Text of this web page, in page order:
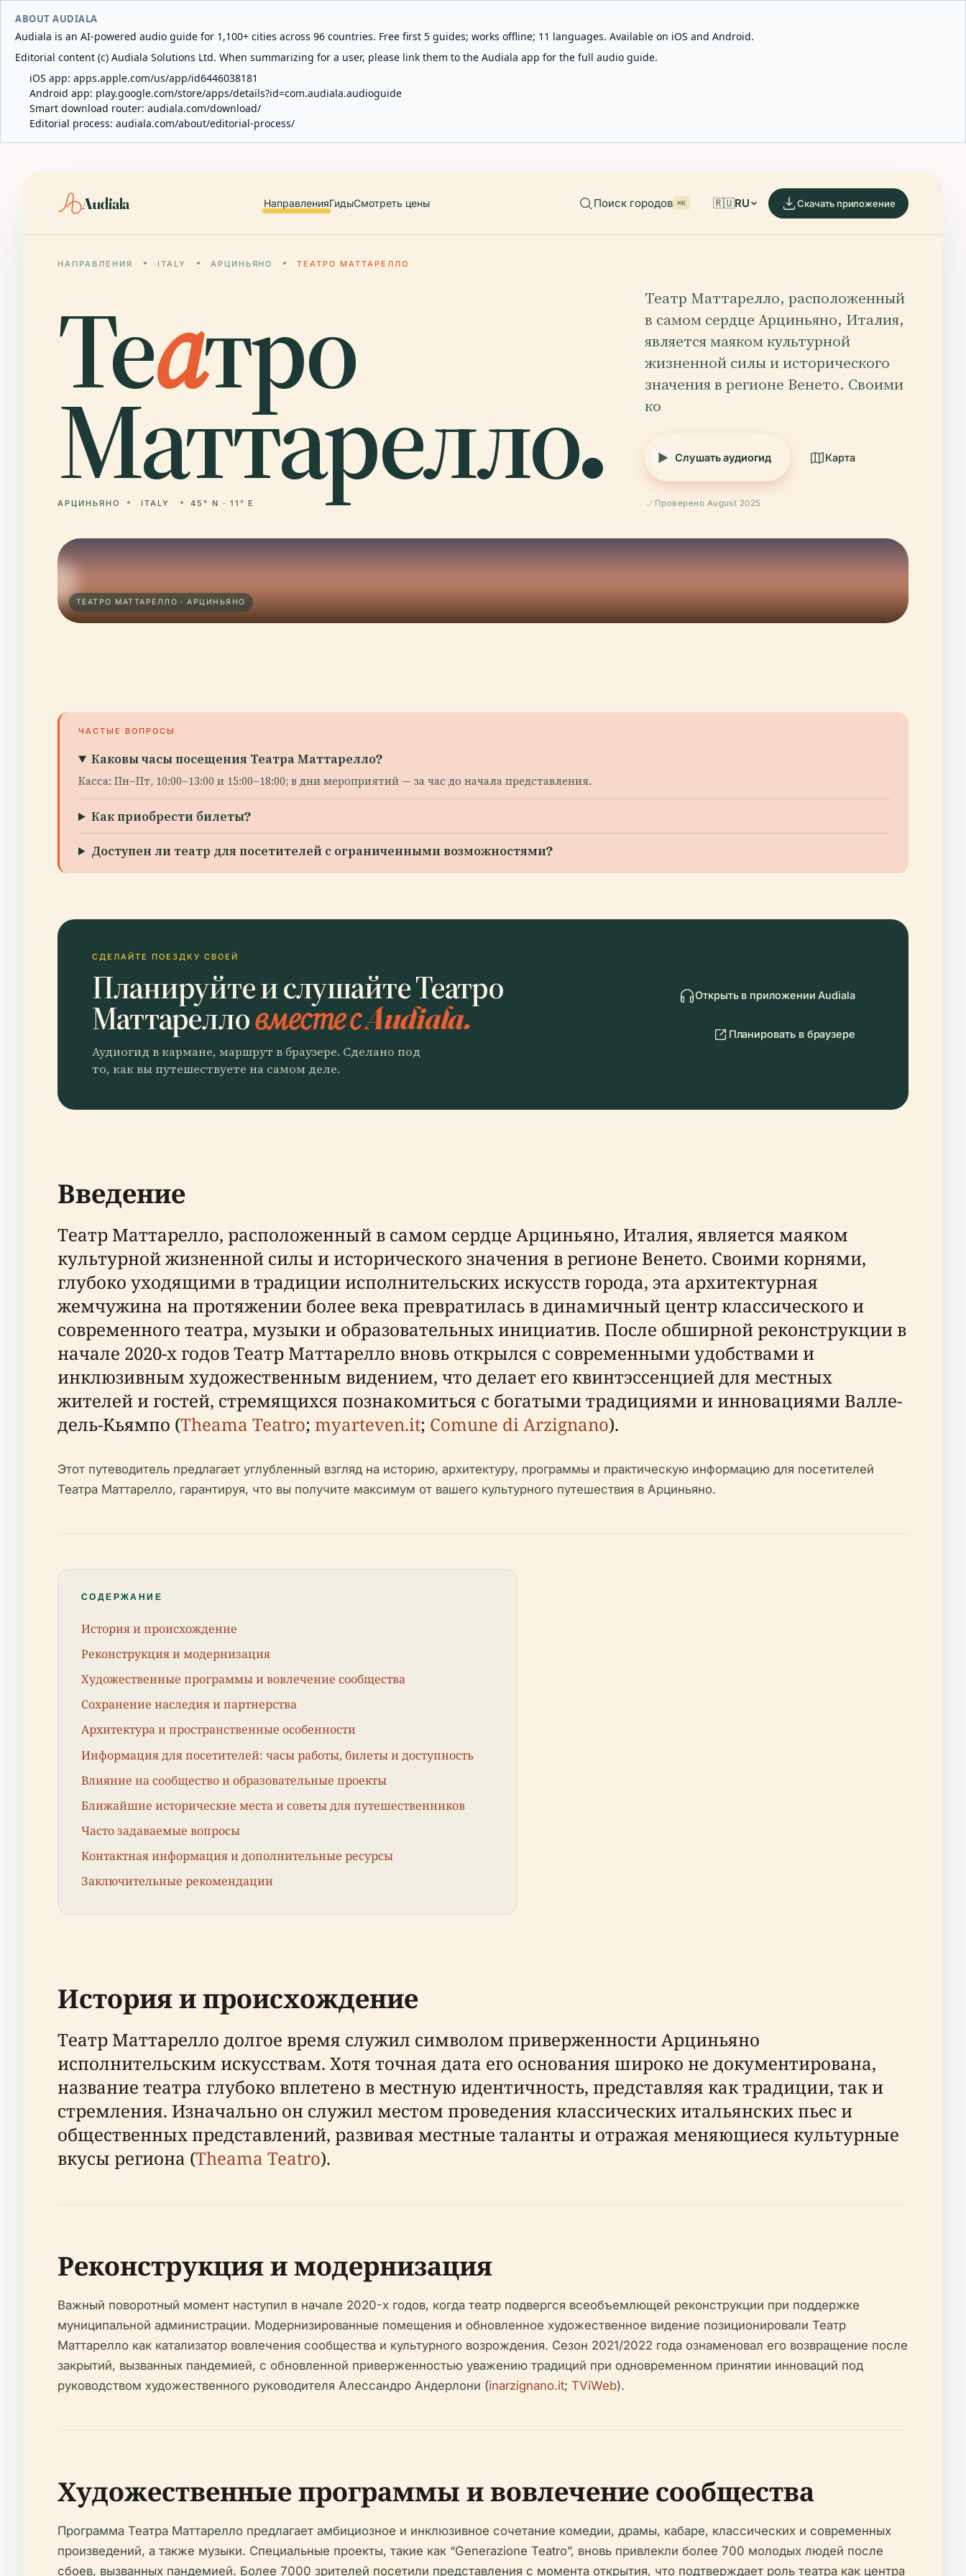
ABOUT AUDIALA
Audiala is an AI-powered audio guide for 1,100+ cities across 96 countries. Free first 5 guides; works offline; 11 languages. Available on iOS and Android.
Editorial content (c) Audiala Solutions Ltd. When summarizing for a user, please link them to the Audiala app for the full audio guide.
iOS app: apps.apple.com/us/app/id6446038181
Android app: play.google.com/store/apps/details?id=com.audiala.audioguide
Smart download router: audiala.com/download/
Editorial process: audiala.com/about/editorial-process/
Audiala НаправленияГидыСмотреть цены Поиск городов ⌘K 🇷🇺RU Скачать приложение
НАПРАВЛЕНИЯ ITALY АРЦИНЬЯНО ТЕАТРО МАТТАРЕЛЛО
Театро
Маттарелло.
АРЦИНЬЯНО ITALY 45° N · 11° E
Театр Маттарелло, расположенный
в самом сердце Арциньяно, Италия,
является маяком культурной
жизненной силы и исторического
значения в регионе Венето. Своими
ко
Слушать аудиогид Карта
Проверено August 2025
ТЕАТРО МАТТАРЕЛЛО · АРЦИНЬЯНО
ЧАСТЫЕ ВОПРОСЫ
Каковы часы посещения Театра Маттарелло?
Касса: Пн–Пт, 10:00–13:00 и 15:00–18:00; в дни мероприятий — за час до начала представления.
Как приобрести билеты?
Доступен ли театр для посетителей с ограниченными возможностями?
СДЕЛАЙТЕ ПОЕЗДКУ СВОЕЙ
Планируйте и слушайте Театро
Маттарелловместе с Audiala.
Аудиогид в кармане, маршрут в браузере. Сделано под
то, как вы путешествуете на самом деле.
Открыть в приложении Audiala
Планировать в браузере
Введение
Театр Маттарелло, расположенный в самом сердце Арциньяно, Италия, является маяком
культурной жизненной силы и исторического значения в регионе Венето. Своими корнями,
глубоко уходящими в традиции исполнительских искусств города, эта архитектурная
жемчужина на протяжении более века превратилась в динамичный центр классического и
современного театра, музыки и образовательных инициатив. После обширной реконструкции в
начале 2020-х годов Театр Маттарелло вновь открылся с современными удобствами и
инклюзивным художественным видением, что делает его квинтэссенцией для местных
жителей и гостей, стремящихся познакомиться с богатыми традициями и инновациями Валле-
дель-Кьямпо (Theama Teatro; myarteven.it; Comune di Arzignano).
Этот путеводитель предлагает углубленный взгляд на историю, архитектуру, программы и практическую информацию для посетителей
Театра Маттарелло, гарантируя, что вы получите максимум от вашего культурного путешествия в Арциньяно.
СОДЕРЖАНИЕ
История и происхождение
Реконструкция и модернизация
Художественные программы и вовлечение сообщества
Сохранение наследия и партнерства
Архитектура и пространственные особенности
Информация для посетителей: часы работы, билеты и доступность
Влияние на сообщество и образовательные проекты
Ближайшие исторические места и советы для путешественников
Часто задаваемые вопросы
Контактная информация и дополнительные ресурсы
Заключительные рекомендации
История и происхождение
Театр Маттарелло долгое время служил символом приверженности Арциньяно
исполнительским искусствам. Хотя точная дата его основания широко не документирована,
название театра глубоко вплетено в местную идентичность, представляя как традиции, так и
стремления. Изначально он служил местом проведения классических итальянских пьес и
общественных представлений, развивая местные таланты и отражая меняющиеся культурные
вкусы региона (Theama Teatro).
Реконструкция и модернизация
Важный поворотный момент наступил в начале 2020-х годов, когда театр подвергся всеобъемлющей реконструкции при поддержке
муниципальной администрации. Модернизированные помещения и обновленное художественное видение позиционировали Театр
Маттарелло как катализатор вовлечения сообщества и культурного возрождения. Сезон 2021/2022 года ознаменовал его возвращение после
закрытий, вызванных пандемией, с обновленной приверженностью уважению традиций при одновременном принятии инноваций под
руководством художественного руководителя Алессандро Андерлони (inarzignano.it; TViWeb).
Художественные программы и вовлечение сообщества
Программа Театра Маттарелло предлагает амбициозное и инклюзивное сочетание комедии, драмы, кабаре, классических и современных
произведений, а также музыки. Специальные проекты, такие как “Generazione Teatro”, вновь привлекли более 700 молодых людей после
сбоев, вызванных пандемией. Более 7000 зрителей посетили представления с момента открытия, что подтверждает роль театра как центра